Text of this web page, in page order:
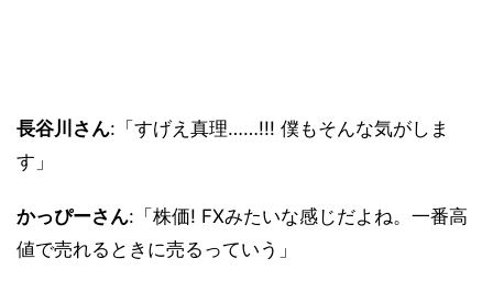
長谷川さん:「すげえ真理……!!! 僕もそんな気がしま
す」
かっぴーさん:「株価! FXみたいな感じだよね。一番高
値で売れるときに売るっていう」